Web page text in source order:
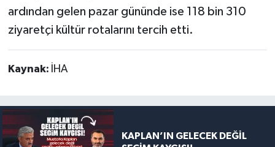
ardından gelen pazar gününde ise 118 bin 310
ziyaretçi kültür rotalarını tercih etti.
Kaynak: İHA
KAPLAN’IN GELECEK DEĞİL